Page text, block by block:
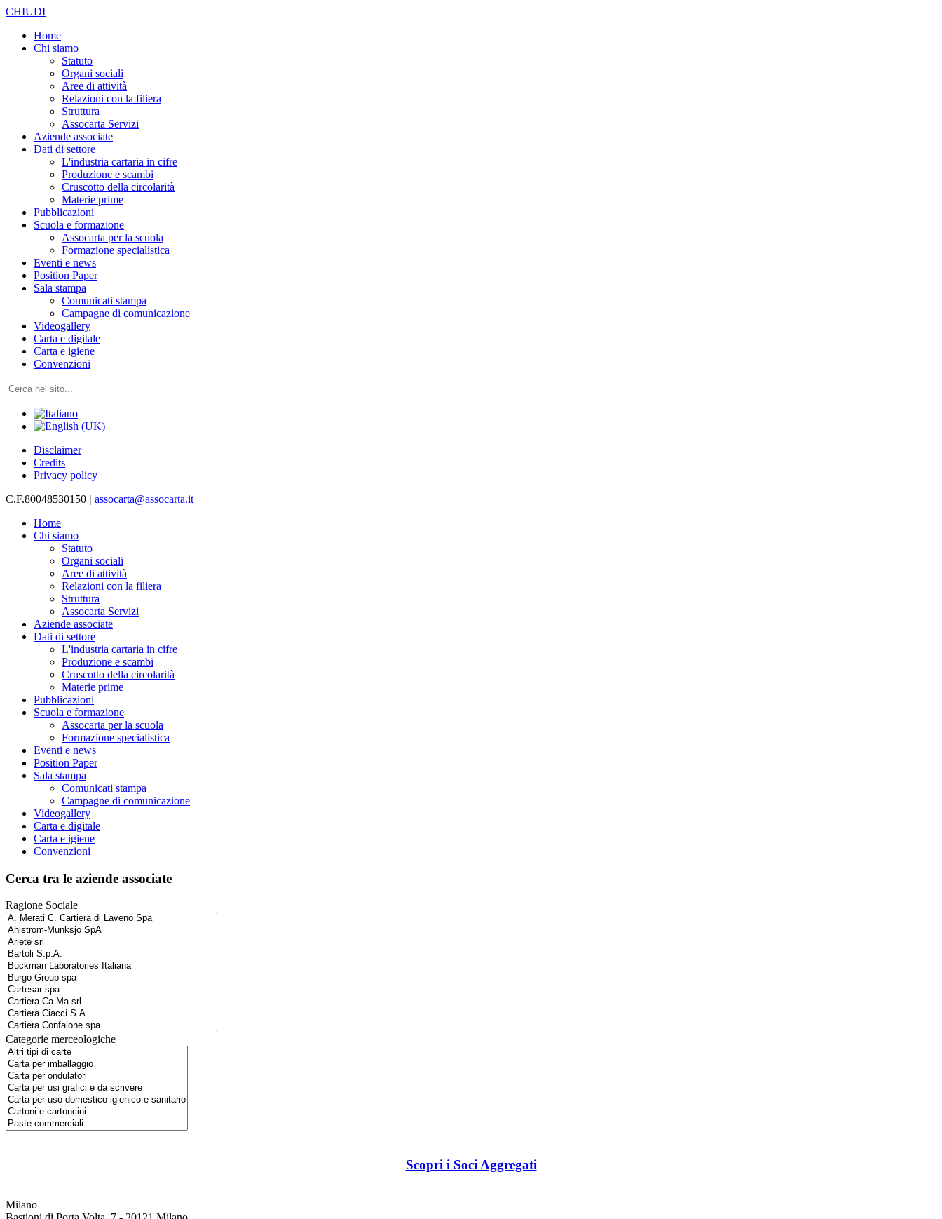
CHIUDI
Home
Chi siamo
Statuto
Organi sociali
Aree di attività
Relazioni con la filiera
Struttura
Assocarta Servizi
Aziende associate
Dati di settore
L'industria cartaria in cifre
Produzione e scambi
Cruscotto della circolarità
Materie prime
Pubblicazioni
Scuola e formazione
Assocarta per la scuola
Formazione specialistica
Eventi e news
Position Paper
Sala stampa
Comunicati stampa
Campagne di comunicazione
Videogallery
Carta e digitale
Carta e igiene
Convenzioni
Disclaimer
Credits
Privacy policy
C.F.80048530150 | assocarta@assocarta.it
Home
Chi siamo
Statuto
Organi sociali
Aree di attività
Relazioni con la filiera
Struttura
Assocarta Servizi
Aziende associate
Dati di settore
L'industria cartaria in cifre
Produzione e scambi
Cruscotto della circolarità
Materie prime
Pubblicazioni
Scuola e formazione
Assocarta per la scuola
Formazione specialistica
Eventi e news
Position Paper
Sala stampa
Comunicati stampa
Campagne di comunicazione
Videogallery
Carta e digitale
Carta e igiene
Convenzioni
Cerca tra le aziende associate
Ragione Sociale
Categorie merceologiche
Scopri i Soci Aggregati
Milano